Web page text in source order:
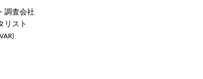
調査会社
リスト